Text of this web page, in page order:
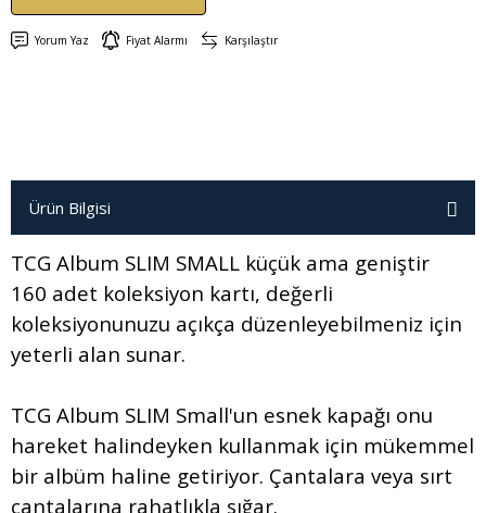
Yorum Yaz Fiyat Alarmı Karşılaştır
Ürün Bilgisi
TCG Album SLIM SMALL küçük ama geniştir
160 adet koleksiyon kartı, değerli
koleksiyonunuzu açıkça düzenleyebilmeniz için
yeterli alan sunar.
TCG Album SLIM Small'un esnek kapağı onu
hareket halindeyken kullanmak için mükemmel
bir albüm haline getiriyor. Çantalara veya sırt
çantalarına rahatlıkla sığar.